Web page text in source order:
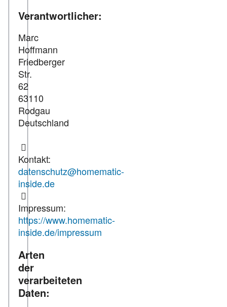
Verantwortlicher:
Marc
Hoffmann
Friedberger
Str.
62
63110
Rodgau
Deutschland
Kontakt:
datenschutz@homematic-
inside.de
Impressum:
https://www.homematic-
inside.de/impressum
Arten
der
verarbeiteten
Daten: